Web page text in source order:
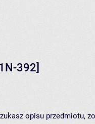
392]
opisu przedmiotu,